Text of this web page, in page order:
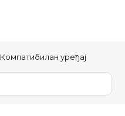
Компатибилан уређај